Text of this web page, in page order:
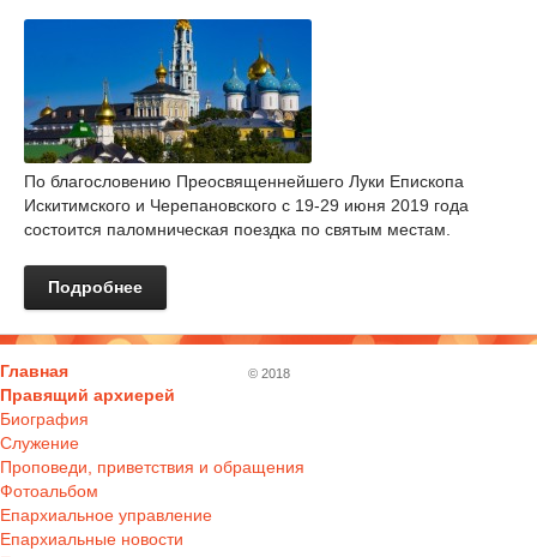
По благословению Преосвященнейшего Луки Епископа
Искитимского и Черепановского с 19-29 июня 2019 года
состоится паломническая поездка по святым местам.
Подробнее
Главная
Правящий архиерей
Биография
Служение
Проповеди, приветствия и обращения
Фотоальбом
Епархиальное управление
Епархиальные новости
© 2018